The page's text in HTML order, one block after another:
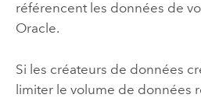
référencent les données de
Oracle.
Si les créateurs de données
limiter le volume de données